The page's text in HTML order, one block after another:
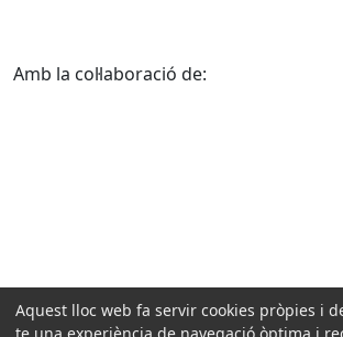
Amb la col·laboració de:
Aquest lloc web fa servir cookies pròpies i